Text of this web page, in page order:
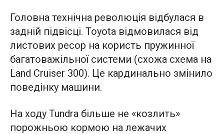
Головна технічна революція відбулася в
задній підвісці. Toyota відмовилася від
листових ресор на користь пружинної
багатоважільної системи (схожа схема на
Land Cruiser 300). Це кардинально змінило
поведінку машини.
На ходу Tundra більше не «козлить»
порожньою кормою на лежачих